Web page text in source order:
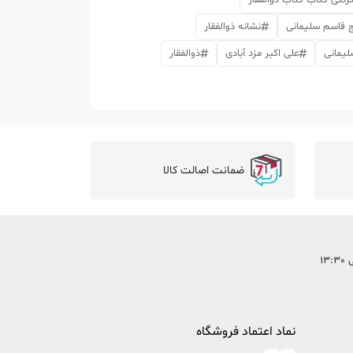
قاسم سلیمانی
نشانه ذوالفقار
علی اکبر مزد آبادی
ذوالفقار
ضمانت اصالت کالا
نماد اعتماد فروشگاه